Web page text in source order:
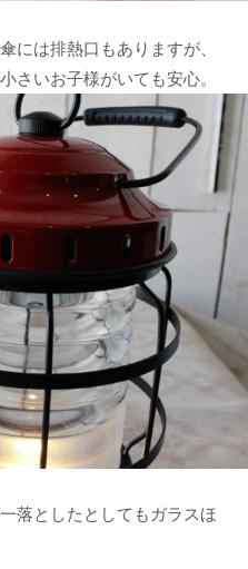
には排熱口もありますが、
さいお子様がいても安心。
落としたとしてもガラスほ